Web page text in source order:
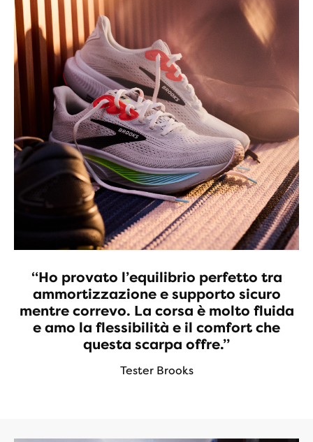
Video
“Ho provato l’equilibrio perfetto tra
ammortizzazione e supporto sicuro
mentre correvo. La corsa è molto fluida
e amo la flessibilità e il comfort che
questa scarpa offre.”
Tester Brooks